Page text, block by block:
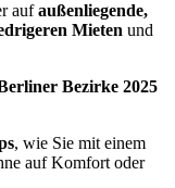
aufaußenliegende,
Mieten und
Bezirke 2025
, wie Sie mit einem
auf Komfort oder